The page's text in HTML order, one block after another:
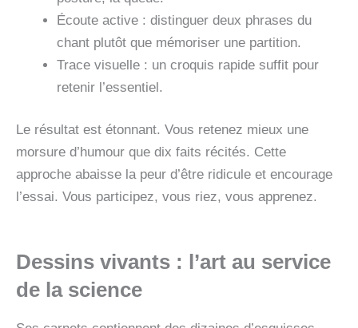
Écoute active : distinguer deux phrases du
chant plutôt que mémoriser une partition.
Trace visuelle : un croquis rapide suffit pour
retenir l’essentiel.
Le résultat est étonnant. Vous retenez mieux une
morsure d’humour que dix faits récités. Cette
approche abaisse la peur d’être ridicule et encourage
l’essai. Vous participez, vous riez, vous apprenez.
Dessins vivants : l’art au service
de la science